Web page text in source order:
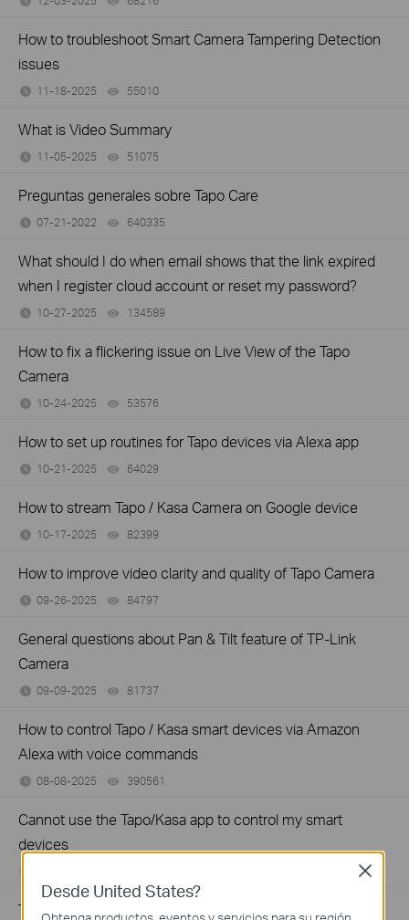
How to troubleshoot Smart Camera Tampering Detection
issues
11-18-2025 55010
What is Video Summary
11-05-2025 51075
Preguntas generales sobre Tapo Care
07-21-2022 640335
What should I do when email shows that the link expired
when I register cloud account or reset my password?
10-27-2025 134589
How to fix a flickering issue on Live View of the Tapo
Camera
10-24-2025 53576
How to set up routines for Tapo devices via Alexa app
10-21-2025 64029
How to stream Tapo / Kasa Camera on Google device
10-17-2025 82399
How to improve video clarity and quality of Tapo Camera
09-26-2025 84797
General questions about Pan & Tilt feature of TP-Link
Camera
09-09-2025 81737
How to control Tapo / Kasa smart devices via Amazon
Alexa with voice commands
08-08-2025 390561
Cannot use the Tapo/Kasa app to control my smart
devices
The most frequent asked questions about TP-Link Sales
Desde United States?
Close